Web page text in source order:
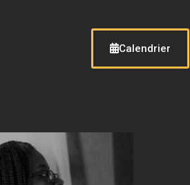
Calendrier